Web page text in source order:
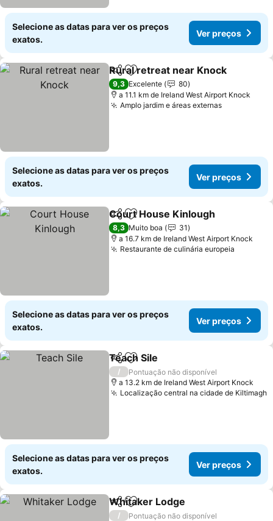
Selecione as datas para ver os preços
exatos.
Ver preços
PartilharAdicionar aos favoritos
Rural retreat near Knock
9,3 Excelente
80
a 11.1 km de Ireland West Airport Knock
Amplo jardim e áreas externas
Selecione as datas para ver os preços
exatos.
Ver preços
PartilharAdicionar aos favoritos
Court House Kinlough
8,3 Muito boa
31
a 16.7 km de Ireland West Airport Knock
Restaurante de culinária europeia
Selecione as datas para ver os preços
exatos.
Ver preços
PartilharAdicionar aos favoritos
Teach Sile
/
Pontuação não disponível
a 13.2 km de Ireland West Airport Knock
Localização central na cidade de Kiltimagh
Selecione as datas para ver os preços
exatos.
Ver preços
PartilharAdicionar aos favoritos
Whitaker Lodge
/
Pontuação não disponível